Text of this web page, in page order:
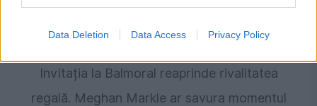
Data Deletion Data Access Privacy Policy
Invitația la Balmoral reaprinde rivalitatea
regală. Meghan Markle ar savura momentul